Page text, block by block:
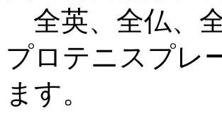
全英、全仏、
プロテニスプレ
ます。